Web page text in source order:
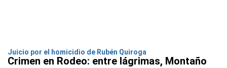
Juicio por el homicidio de Rubén Quiroga
Crimen en Rodeo: entre lágrimas, Montaño